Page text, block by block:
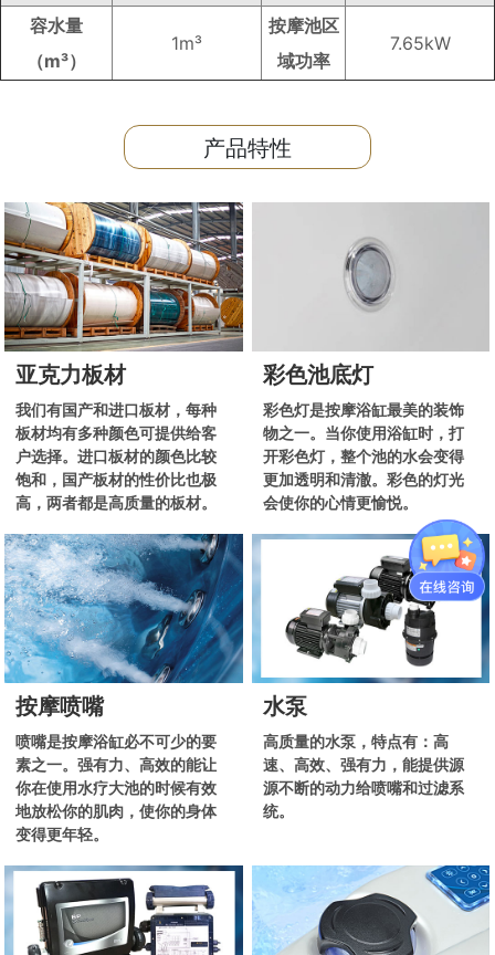
容水量
（m³）
1m³
按摩池区
域功率
7.65kW
产品特性
亚克力板材
我们有国产和进口板材，每种
板材均有多种颜色可提供给客
户选择。进口板材的颜色比较
饱和，国产板材的性价比也极
高，两者都是高质量的板材。
彩色池底灯
彩色灯是按摩浴缸最美的装饰
物之一。当你使用浴缸时，打
开彩色灯，整个池的水会变得
更加透明和清澈。彩色的灯光
会使你的心情更愉悦。
按摩喷嘴
喷嘴是按摩浴缸必不可少的要
素之一。强有力、高效的能让
你在使用水疗大池的时候有效
地放松你的肌肉，使你的身体
变得更年轻。
水泵
高质量的水泵，特点有：高
速、高效、强有力，能提供源
源不断的动力给喷嘴和过滤系
统。